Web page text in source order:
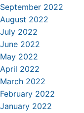
September 2022
August 2022
July 2022
June 2022
May 2022
April 2022
March 2022
February 2022
January 2022